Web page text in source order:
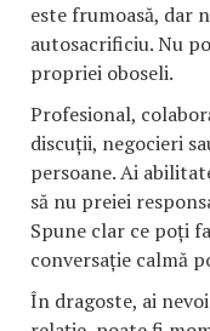
este frumoasă, dar
autosacrificiu. Nu
propriei oboseli.
Profesional,
discuții, negocieri
persoane. Ai
să nu preiei
Spune clar ce poți
conversație calmă
În dragoste, ai